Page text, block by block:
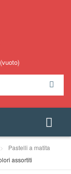
(vuoto)
>
Pastelli a matita
assortiti